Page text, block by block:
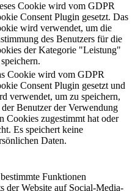
Cookie wird vom GDPR
Consent Plugin gesetzt. Das
wird verwendet, um die
des Benutzers für die
der Kategorie "Leistung"
Cookie wird vom GDPR
Consent Plugin gesetzt und
verwendet, um zu speichern,
Benutzer der Verwendung
Cookies zugestimmt hat oder
Es speichert keine
Daten.
Funktionen
der Website auf Social-Media-